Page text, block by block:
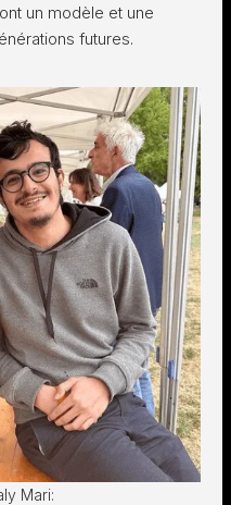
un modèle et une
futures.
Mari: